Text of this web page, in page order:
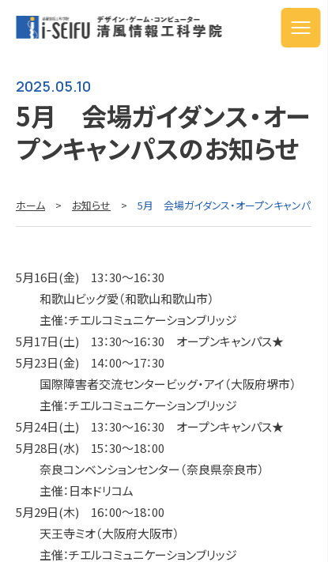
2025.05.10
5月 会場ガイダンス・オー
プンキャンパスのお知らせ
ホーム > お知らせ > 5月 会場ガイダンス・オープンキャンパス
5月16日(金) 13：30～16：30
和歌山ビッグ愛（和歌山和歌山市）
主催：チエルコミュニケーションブリッジ
5月17日(土) 13：30～16：30 オープンキャンパス★
5月23日(金) 14：00～17：30
国際障害者交流センタービッグ・アイ（大阪府堺市）
主催：チエルコミュニケーションブリッジ
5月24日(土) 13：30～16：30 オープンキャンパス★
5月28日(水) 15：30～18：00
奈良コンベンションセンター（奈良県奈良市）
主催：日本ドリコム
5月29日(木) 16：00～18：00
天王寺ミオ（大阪府大阪市）
主催：チエルコミュニケーションブリッジ